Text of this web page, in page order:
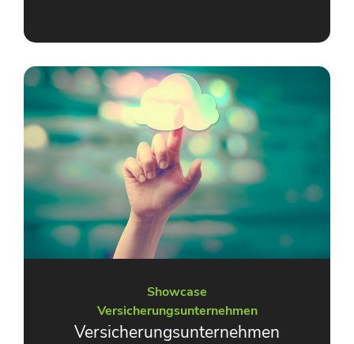
Showcase
Versicherungsunternehmen
Versicherungsunternehmen